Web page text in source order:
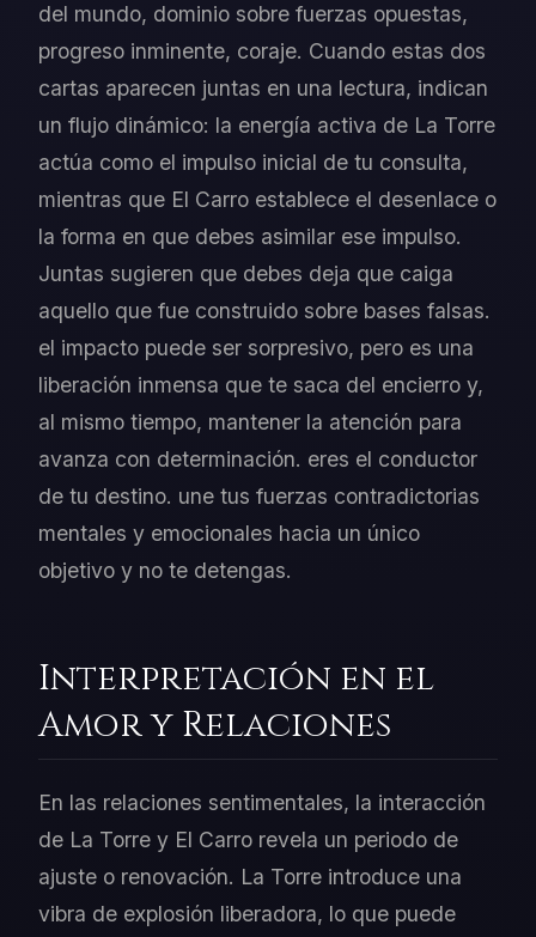
del mundo, dominio sobre fuerzas opuestas,
progreso inminente, coraje. Cuando estas dos
cartas aparecen juntas en una lectura, indican
un flujo dinámico: la energía activa de La Torre
actúa como el impulso inicial de tu consulta,
mientras que El Carro establece el desenlace o
la forma en que debes asimilar ese impulso.
Juntas sugieren que debes deja que caiga
aquello que fue construido sobre bases falsas.
el impacto puede ser sorpresivo, pero es una
liberación inmensa que te saca del encierro y,
al mismo tiempo, mantener la atención para
avanza con determinación. eres el conductor
de tu destino. une tus fuerzas contradictorias
mentales y emocionales hacia un único
objetivo y no te detengas.
Interpretación en el
Amor y Relaciones
En las relaciones sentimentales, la interacción
de La Torre y El Carro revela un periodo de
ajuste o renovación. La Torre introduce una
vibra de explosión liberadora, lo que puede